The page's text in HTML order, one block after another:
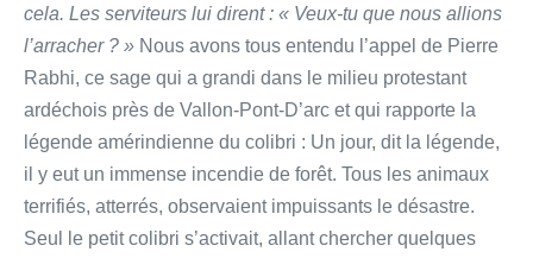
cela. Les serviteurs lui dirent : « Veux-tu que nous allions
l’arracher ? » Nous avons tous entendu l’appel de Pierre
Rabhi, ce sage qui a grandi dans le milieu protestant
ardéchois près de Vallon-Pont-D’arc et qui rapporte la
légende amérindienne du colibri : Un jour, dit la légende,
il y eut un immense incendie de forêt. Tous les animaux
terrifiés, atterrés, observaient impuissants le désastre.
Seul le petit colibri s’activait, allant chercher quelques